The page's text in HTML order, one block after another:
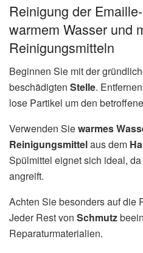
Reinigung der
warmem Wasser und
Reinigungsmitteln
Beginnen Sie mit der
beschädigten Stelle.
lose Partikel um den
Verwenden Siewarmes
Reinigungsmittelaus dem
Spülmittel eignet sich ideal,
angreift.
Achten Sie besonders auf die
Jeder Rest von Schmutz
Reparaturmaterialien.